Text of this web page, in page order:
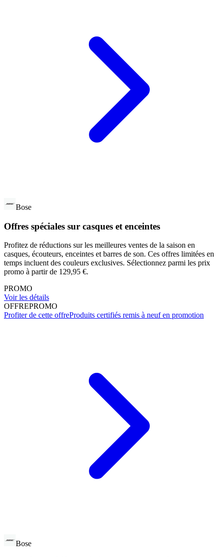
Bose
Offres spéciales sur casques et enceintes
Profitez de réductions sur les meilleures ventes de la saison en
casques, écouteurs, enceintes et barres de son. Ces offres limitées en
temps incluent des couleurs exclusives. Sélectionnez parmi les prix
promo à partir de 129,95 €.
PROMO
Voir les détails
OFFREPROMO
Profiter de cette offreProduits certifiés remis à neuf en promotion
Bose